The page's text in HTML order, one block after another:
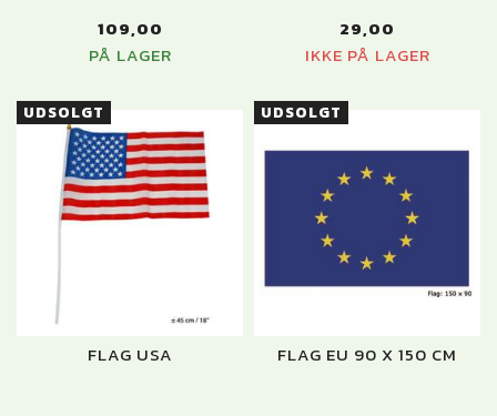
109,00
PÅ LAGER
29,00
IKKE PÅ LAGER
UDSOLGT
FLAG USA
UDSOLGT
FLAG EU 90 X 150 CM